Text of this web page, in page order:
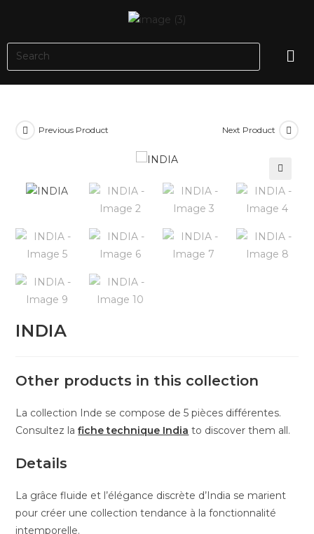
Previous Product Next Product
🔍
INDIA
Other products in this collection
La collection Inde se compose de 5 pièces différentes.
Consultez lafiche technique India to discover them all.
Details
La grâce fluide et l’élégance discrète d’India se marient
pour créer une collection tendance à la fonctionnalité
intemporelle.